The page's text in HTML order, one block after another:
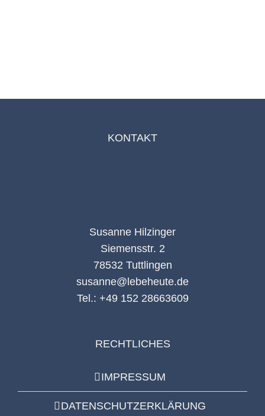
KONTAKT
Susanne Hilzinger
Siemensstr. 2
78532 Tuttlingen
susanne@lebeheute.de
Tel.: +49 152 28663609
RECHTLICHES
IMPRESSUM
DATENSCHUTZERKLÄRUNG